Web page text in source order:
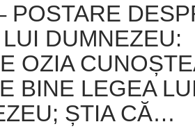
POSTARE
DUMNEZEU:
OZIA
BINE LEGEA
ȘTIA CĂ…